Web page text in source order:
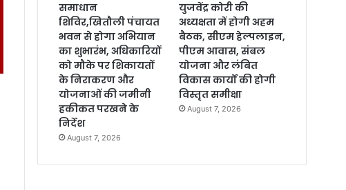
समाधान
शिविर,खितौली पंचायत
भवन से होगा अभियान
का शुभारंभ, अधिकारियों
को मौके पर शिकायतों
के निराकरण और
योजनाओं की जमीनी
हकीकत परखने के
निर्देश
August 7, 2026
युजवेंद्र कोरी की
अध्यक्षता में होगी अहम
बैठक, सीएम हेल्पलाइन,
पीएम आवास, संबल
योजना और लंबित
विकास कार्यों की होगी
विस्तृत समीक्षा
August 7, 2026